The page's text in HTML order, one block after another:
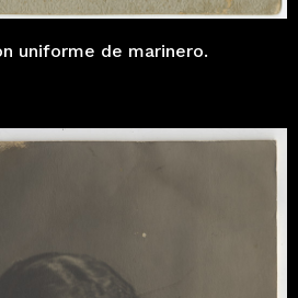
uniforme de marinero.